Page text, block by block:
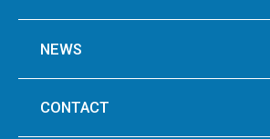
NEWS
CONTACT